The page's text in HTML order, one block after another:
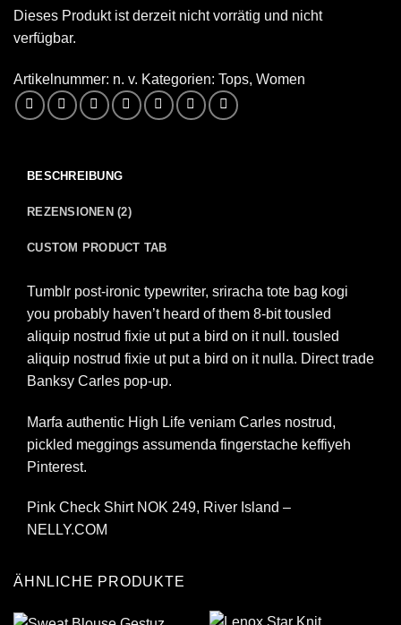
Dieses Produkt ist derzeit nicht vorrätig und nicht
verfügbar.
Artikelnummer: n. v. Kategorien: Tops, Women
BESCHREIBUNG
REZENSIONEN (2)
CUSTOM PRODUCT TAB
Tumblr post-ironic typewriter, sriracha tote bag kogi
you probably haven’t heard of them 8-bit tousled
aliquip nostrud fixie ut put a bird on it null. tousled
aliquip nostrud fixie ut put a bird on it nulla. Direct trade
Banksy Carles pop-up.
Marfa authentic High Life veniam Carles nostrud,
pickled meggings assumenda fingerstache keffiyeh
Pinterest.
Pink Check Shirt NOK 249, River Island –
NELLY.COM
ÄHNLICHE PRODUKTE